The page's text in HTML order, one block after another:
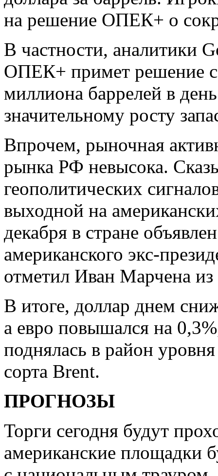
на решение ОПЕК+ о
В частности, аналитики
ОПЕК+ примет решение
миллиона баррелей в
значительному росту
Впрочем, рыночная
рынка РФ невысока.
геополитических
выходной на
декабря в стране
американского экс-
отметил Иван Марчена
В итоге, доллар днем
а евро повышался на
поднялась в район
сорта Brent.
ПРОГНОЗЫ
Торги сегодня будут
американские площадки